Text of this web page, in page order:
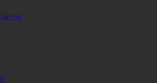
de vie